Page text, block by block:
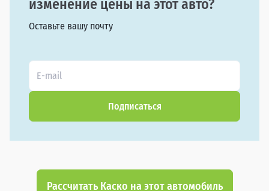
изменение цены на этот авто?
Оставьте вашу почту
Подписаться
Рассчитать Каско на этот автомобиль